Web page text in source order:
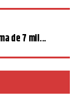
de 7 mil...